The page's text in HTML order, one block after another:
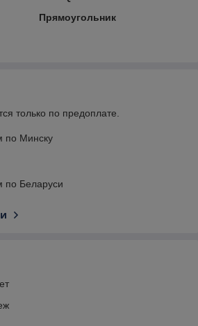
Прямоугольник
только по предоплате.
по Минску
по Беларуси